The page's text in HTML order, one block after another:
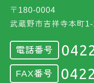
〒180-0004
武蔵野市吉祥寺本町
電話番号
FAX番号